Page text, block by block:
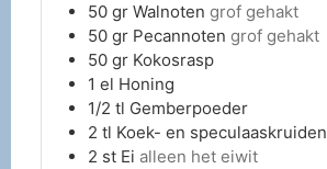
50 gr Walnoten grof gehakt
50 gr Pecannoten grof gehakt
50 gr Kokosrasp
1 el Honing
1/2 tl Gemberpoeder
2 tl Koek- en speculaaskruiden
2 st Ei alleen het eiwit